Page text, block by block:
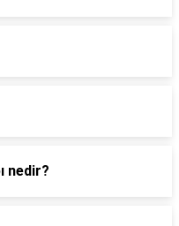
nedir?